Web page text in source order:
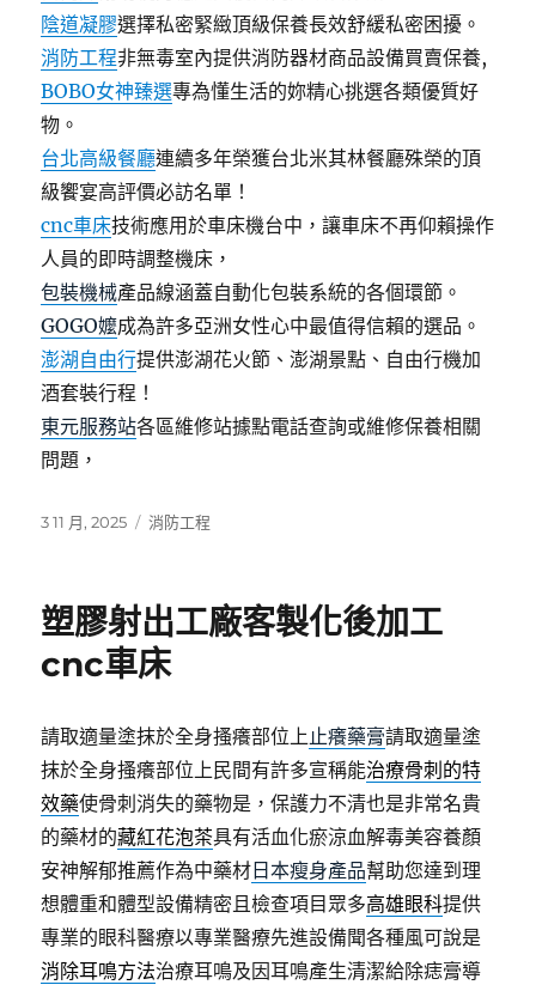
陰道凝膠選擇私密緊緻頂級保養長效舒緩私密困擾。
消防工程非無毒室內提供消防器材商品設備買賣保養,
BOBO女神臻選專為懂生活的妳精心挑選各類優質好
物。
台北高級餐廳連續多年榮獲台北米其林餐廳殊榮的頂
級饗宴高評價必訪名單！
cnc車床技術應用於車床機台中，讓車床不再仰賴操作
人員的即時調整機床，
包裝機械產品線涵蓋自動化包裝系統的各個環節。
GOGO嬤成為許多亞洲女性心中最值得信賴的選品。
澎湖自由行提供澎湖花火節、澎湖景點、自由行機加
酒套裝行程！
東元服務站各區維修站據點電話查詢或維修保養相關
問題，
發
3 11 月, 2025
分
消防工程
塑膠射出工廠客製化後加工
cnc車床
請取適量塗抹於全身搔癢部位上止癢藥膏請取適量塗
抹於全身搔癢部位上民間有許多宣稱能治療骨刺的特
效藥使骨刺消失的藥物是，保護力不清也是非常名貴
的藥材的藏紅花泡茶具有活血化瘀涼血解毒美容養顏
安神解郁推薦作為中藥材 日本瘦身產品幫助您達到理
想體重和體型設備精密且檢查項目眾多高雄眼科提供
專業的眼科醫療以專業醫療先進設備聞各種風可說是
消除耳鳴方法治療耳鳴及因耳鳴產生清潔給除痣膏導